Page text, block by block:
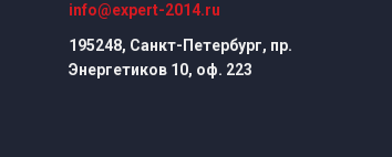
info@expert-2014.ru
195248, Санкт-Петербург, пр.
Энергетиков 10, оф. 223